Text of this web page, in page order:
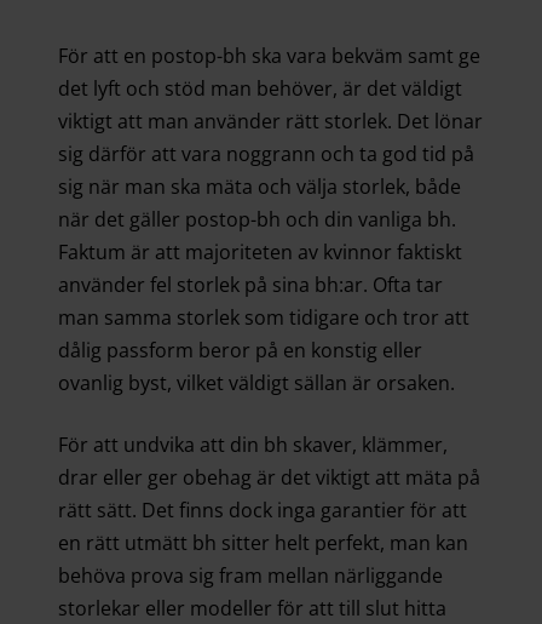
För att en postop-bh ska vara bekväm samt ge
det lyft och stöd man behöver, är det väldigt
viktigt att man använder rätt storlek. Det lönar
sig därför att vara noggrann och ta god tid på
sig när man ska mäta och välja storlek, både
när det gäller postop-bh och din vanliga bh.
Faktum är att majoriteten av kvinnor faktiskt
använder fel storlek på sina bh:ar. Ofta tar
man samma storlek som tidigare och tror att
dålig passform beror på en konstig eller
ovanlig byst, vilket väldigt sällan är orsaken.
För att undvika att din bh skaver, klämmer,
drar eller ger obehag är det viktigt att mäta på
rätt sätt. Det finns dock inga garantier för att
en rätt utmätt bh sitter helt perfekt, man kan
behöva prova sig fram mellan närliggande
storlekar eller modeller för att till slut hitta